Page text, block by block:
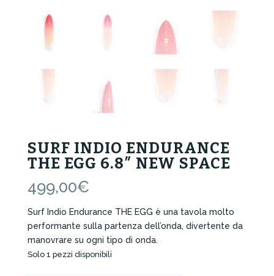
SURF INDIO ENDURANCE
THE EGG 6.8″ NEW SPACE
499,00€
Surf Indio Endurance THE EGG è una tavola molto
performante sulla partenza dell’onda, divertente da
manovrare su ogni tipo di onda.
Solo 1 pezzi disponibili